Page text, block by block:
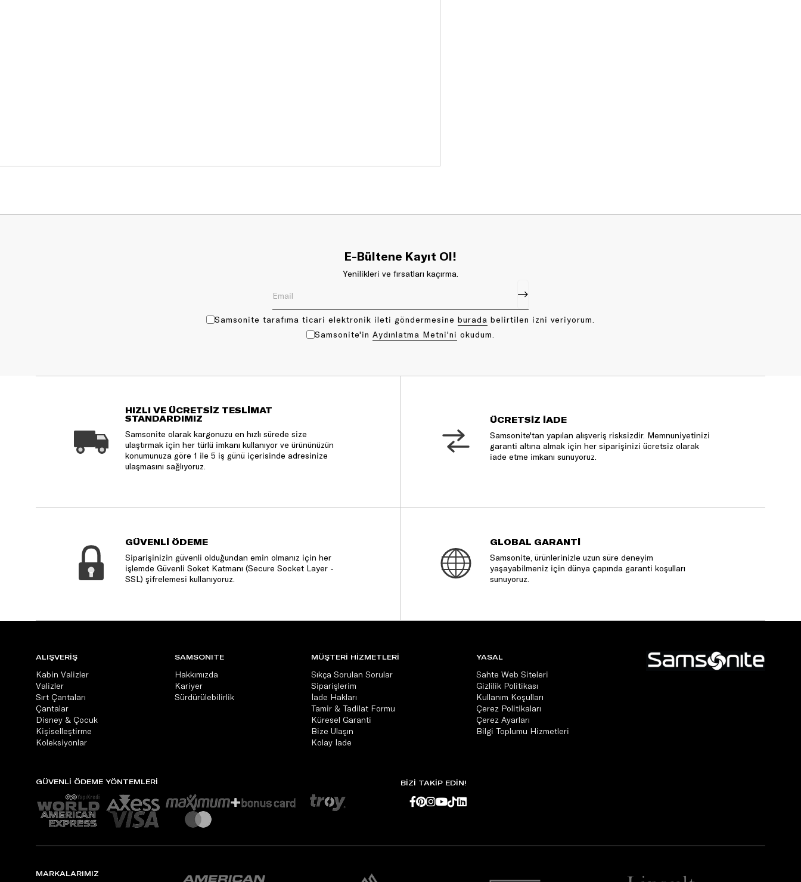
E-Bültene Kayıt Ol!
Yenilikleri ve fırsatları kaçırma.
Samsonite tarafıma ticari elektronik ileti göndermesine bu rada belirtilen izni veriyorum.
Samsonite'in Aydınlatma Metni'ni okudum.
HIZLI VE ÜCRETSİZ TESLİMAT
STANDARDIMIZ
Samsonite olarak kargonuzu en hızlı sürede size
ulaştırmak için her türlü imkanı kullanıyor ve ürününüzün
konumunuza göre 1 ile 5 iş günü içerisinde adresinize
ulaşmasını sağlıyoruz.
ÜCRETSİZ İADE
Samsonite'tan yapılan alışveriş risksizdir. Memnuniyetinizi
garanti altına almak için her siparişinizi ücretsiz olarak
iade etme imkanı sunuyoruz.
GÜVENLİ ÖDEME
Siparişinizin güvenli olduğundan emin olmanız için her
işlemde Güvenli Soket Katmanı (Secure Socket Layer -
SSL) şifrelemesi kullanıyoruz.
GLOBAL GARANTİ
Samsonite, ürünlerinizle uzun süre deneyim
yaşayabilmeniz için dünya çapında garanti koşulları
sunuyoruz.
ALIŞVERİŞ
Kabin Valizler
Valizler
Sırt Çantaları
Çantalar
Disney & Çocuk
Kişiselleştirme
Koleksiyonlar
SAMSONITE
Hakkımızda
Kariyer
Sürdürülebilirlik
MÜŞTERİ HİZMETLERİ
Sıkça Sorulan Sorular
Siparişlerim
İade Hakları
Tamir & Tadilat Formu
Küresel Garanti
Bize Ulaşın
Kolay İade
YASAL
Sahte Web Siteleri
Gizlilik Politikası
Kullanım Koşulları
Çerez Politikaları
Çerez Ayarları
Bilgi Toplumu Hizmetleri
GÜVENLİ ÖDEME YÖNTEMLERİ BİZİ TAKİP EDİN!
MARKALARIMIZ